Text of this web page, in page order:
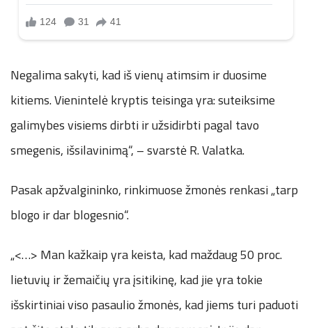
Negalima sakyti, kad iš vienų atimsim ir duosime
kitiems. Vienintelė kryptis teisinga yra: suteiksime
galimybes visiems dirbti ir užsidirbti pagal tavo
smegenis, išsilavinimą“, – svarstė R. Valatka.
Pasak apžvalgininko, rinkimuose žmonės renkasi „tarp
blogo ir dar blogesnio“.
„<…> Man kažkaip yra keista, kad maždaug 50 proc.
lietuvių ir žemaičių yra įsitikinę, kad jie yra tokie
išskirtiniai viso pasaulio žmonės, kad jiems turi paduoti